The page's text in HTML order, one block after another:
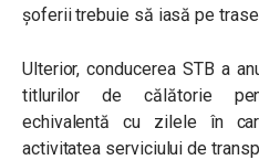
șoferii trebuie să iasă pe
Ulterior, conducerea STB a
titlurilor de călătorie
echivalentă cu zilele în
activitatea serviciului de